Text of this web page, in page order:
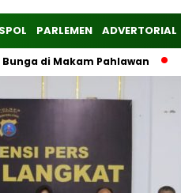
PARLEMEN ADVERTORIAL
di Makam Pahlawan